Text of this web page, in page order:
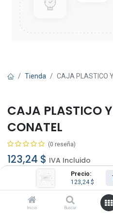
Precio:
123,24$
Inicio Buscar
Tienda CAJA PLASTICO
CAJA PLASTICO
CONATEL
(0 reseña)
123,24 $ IVA Incluido